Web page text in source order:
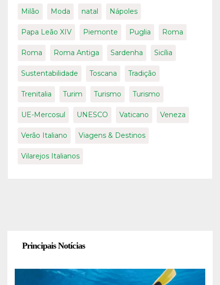
Milão Moda natal Nápoles
Papa Leão XIV Piemonte Puglia Roma
Roma Roma Antiga Sardenha Sicília
Sustentabilidade Toscana Tradição
Trenitalia Turim Turismo Turismo
UE-Mercosul UNESCO Vaticano Veneza
Verão Italiano Viagens & Destinos
Vilarejos Italianos
Principais Notícias